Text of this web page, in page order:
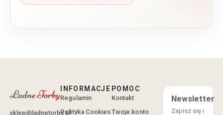
sklep@ladnetorby.pl
INFORMACJE
Regulamin
Polityka Cookies
POMOC
Kontakt
Twoje konto
Newsletter
Zapisz się i